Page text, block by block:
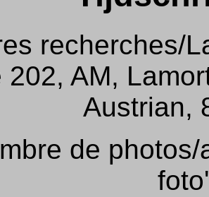
recherches/
202, AM,
Austrian,
de